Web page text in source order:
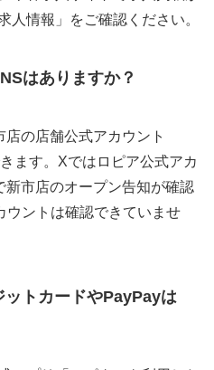
人情報」をご確認ください。
はありますか？
店の店舗公式アカウント
ます。Xではロピア公式アカ
市店のオープン告知が確認
ウントは確認できていませ
ットカードやPayPayは